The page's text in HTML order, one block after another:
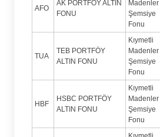
AFO
AK PORTFÖY ALTIN
FONU
Madenler
Şemsiye
Fonu
TUA
TEB PORTFÖY
ALTIN FONU
Kıymetli
Madenler
Şemsiye
Fonu
HBF
HSBC PORTFÖY
ALTIN FONU
Kıymetli
Madenler
Şemsiye
Fonu